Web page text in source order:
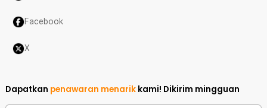
Facebook
X
Dapatkan penawaran menarik kami! Dikirim mingguan